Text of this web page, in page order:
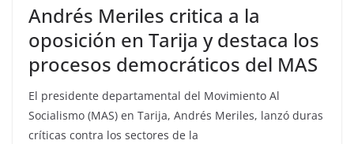
Andrés Meriles critica a la
oposición en Tarija y destaca los
procesos democráticos del MAS
El presidente departamental del Movimiento Al
Socialismo (MAS) en Tarija, Andrés Meriles, lanzó duras
críticas contra los sectores de la